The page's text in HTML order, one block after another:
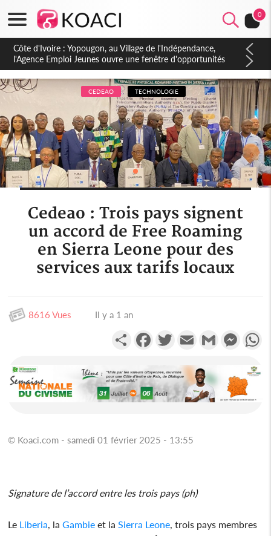
0
Côte d'Ivoire : CHU de Treichville, après la fronde, les agents
contractuels obtiennent un accord avec la direction sur les
arriérés du SMIG 2023
CEDEAO TECHNOLOGIE
Cedeao : Trois pays signent
un accord de Free Roaming
en Sierra Leone pour des
services aux tarifs locaux
8616 Vues Il y a 1 an
PartagerFacebookTwitterEmail Gmail
© Koaci.com - samedi 01 février 2025 - 13:55
Signature de l’accord entre les trois pays (ph)
Le Liberia, la Gambie et la Sierra Leone, trois pays membres